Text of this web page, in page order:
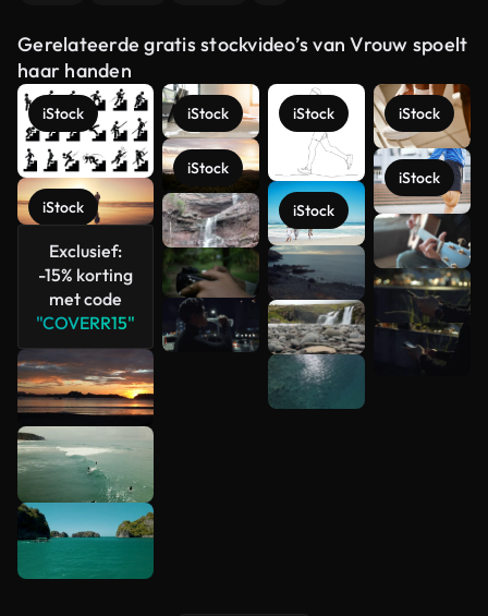
Gerelateerde gratis stockvideo’s van Vrouw spoelt
haar handen
iStock
iStock
Exclusief:
-15% korting
met code
"COVERR15"
iStock
iStock
iStock
iStock
iStock
iStock
Meer
bekijken